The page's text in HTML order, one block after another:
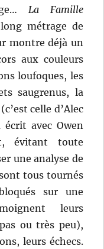
La Famille
métrage de
montre déjà un
aux couleurs
loufoques, les
saugrenus, la
celle d’Alec
écrit avec Owen
évitant toute
une analyse de
tous tournés
sur une
leurs
ou très peu),
leurs échecs.